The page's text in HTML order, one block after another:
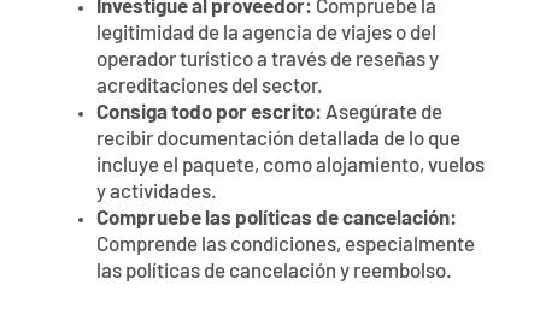
Investigue al proveedor: Compruebe la
legitimidad de la agencia de viajes o del
operador turístico a través de reseñas y
acreditaciones del sector.
Consiga todo por escrito: Asegúrate de
recibir documentación detallada de lo que
incluye el paquete, como alojamiento, vuelos
y actividades.
Compruebe las políticas de cancelación:
Comprende las condiciones, especialmente
las políticas de cancelación y reembolso.